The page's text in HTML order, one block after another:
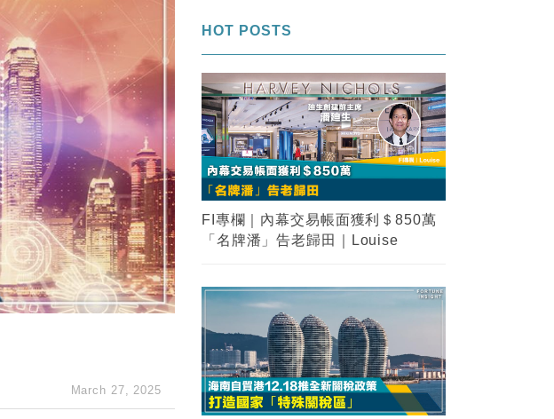
March 27, 2025
HOT POSTS
FI專欄｜內幕交易帳面獲利＄850萬
「名牌潘」告老歸田｜Louise